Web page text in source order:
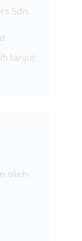
Sdn
lanjut
oleh